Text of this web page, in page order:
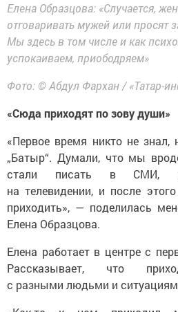
Елена Образцова: «Случается,
отговаривать мужей или просят
Мы здесь в том числе и как
успокаиваем, приободряем»
Фото: © Абдул Фархан / «Татар-
«Сюда приходят по зову души»
«Первое время никто не знал,
„Батыр“. Думали, что мы
стали писать в СМИ,
на телевидении, и после
приходить», — поделилась
Елена Образцова.
Елена работает в центре с
Рассказывает, что
с разными людьми и